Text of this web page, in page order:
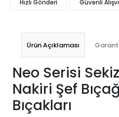
Hızlı Gönderi Güvenli
Ürün Açıklaması
Neo Serisi
Nakiri Şef
Bıçakları